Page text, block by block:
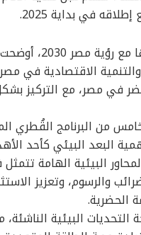
في بداية 2025.
وحول مراجعة سياسات النمو
الاقتصادية في
في مصر، مع التركيز
من البرنامج القُطري
البعد البيئي كأحد
من المحاور البيئية الهامة
والرسوم، وتعزيز
الحضرية.
البيئية